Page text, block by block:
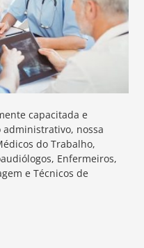
capacitada e
nossa
do Trabalho,
Enfermeiros,
e Técnicos de